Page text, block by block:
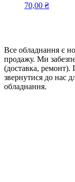
70,00 ₴
Все обладнання є
продажу. Ми
(доставка, ремонт).
звернутися до нас
обладнання.